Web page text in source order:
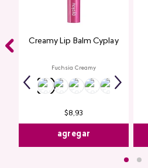
Creamy Lip Balm Cyplay
Fuchsia Creamy
$8,93
agregar